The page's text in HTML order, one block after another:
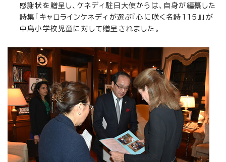
感謝状を贈呈し、ケネディ駐日大使からは、自身が編纂した
詩集「キャロラインケネディが選ぶ『心に咲く名詩115』」が
中島小学校児童に対して贈呈されました。